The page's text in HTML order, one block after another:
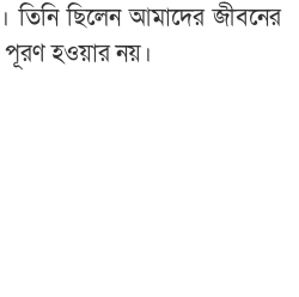
তিনি ছিলেন আমাদের জীবনের
হওয়ার নয়।